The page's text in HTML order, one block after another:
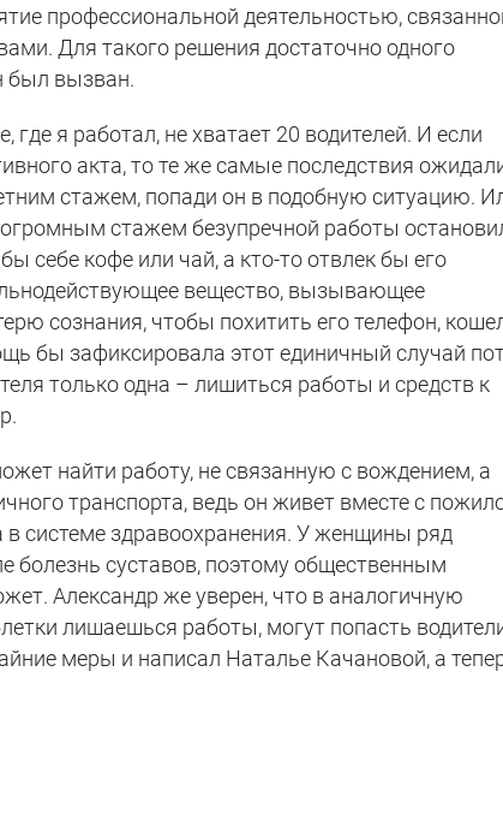
профессиональной деятельностью,
Для такого решения достаточно одного
был вызван.
где я работал, не хватает 20 водителей. И если
акта, то те же самые последствия
стажем, попади он в подобную ситуацию.
стажем безупречной работы
себе кофе или чай, а кто-то отвлек бы его
вещество, вызывающее
сознания, чтобы похитить его телефон,
бы зафиксировала этот единичный случай
только одна – лишиться работы и средств к
найти работу, не связанную с вождением, а
транспорта, ведь он живет вместе с
в системе здравоохранения. У женщины ряд
болезнь суставов, поэтому общественным
Александр же уверен, что в аналогичную
лишаешься работы, могут попасть
меры и написал Наталье Качановой, а